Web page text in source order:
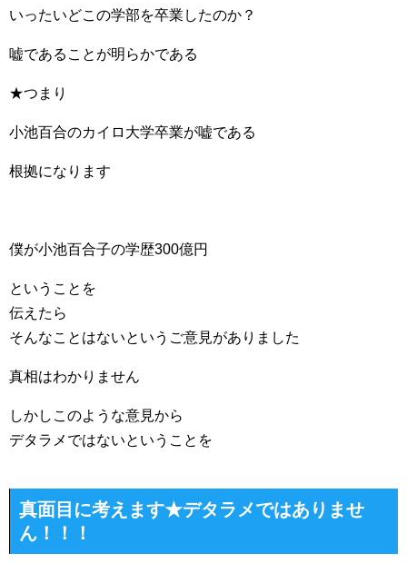
いったいどこの学部を卒業したのか？
嘘であることが明らかである
★つまり
小池百合のカイロ大学卒業が嘘である
根拠になります
僕が小池百合子の学歴300億円
ということを
伝えたら
そんなことはないというご意見がありました
真相はわかりません
しかしこのような意見から
デタラメではないということを
真面目に考えます★デタラメではありませ
ん！！！